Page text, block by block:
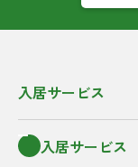
入居サービス
入居サービス